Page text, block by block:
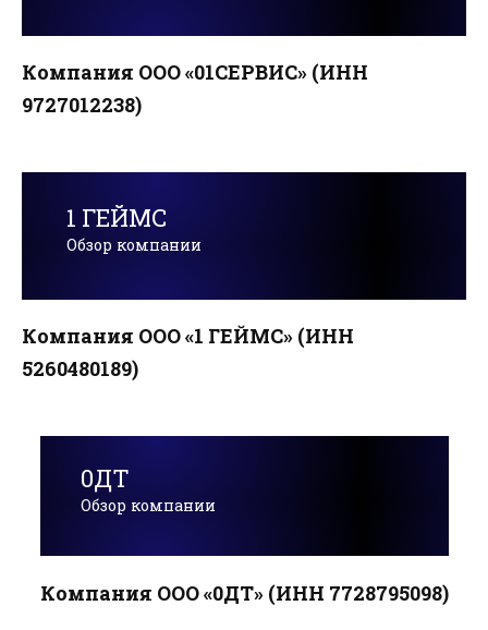
Компания ООО «01СЕРВИС» (ИНН
9727012238)
1 ГЕЙМС
Обзор компании
Компания ООО «1 ГЕЙМС» (ИНН
5260480189)
0ДТ
Обзор компании
Компания ООО «0ДТ» (ИНН 7728795098)